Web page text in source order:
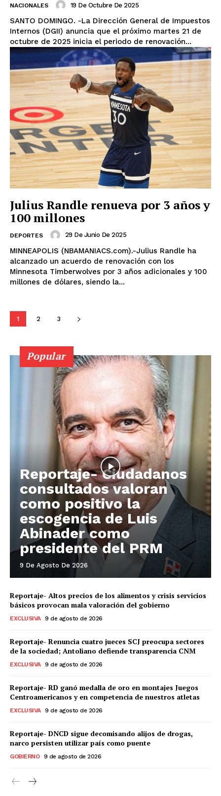
NACIONALES 19 De Octubre De 2025
SANTO DOMINGO. -La Dirección General de Impuestos
Internos (DGII) anuncia que el próximo martes 21 de
octubre de 2025 inicia el periodo de renovación...
Julius Randle renueva por 3 años y
100 millones
DEPORTES 29 De Junio De 2025
MINNEAPOLIS (NBAMANIACS.com).-Julius Randle ha
alcanzado un acuerdo de renovación con los
Minnesota Timberwolves por 3 años adicionales y 100
millones de dólares, siendo la...
1 2 3
Popular
Reportaje- Ciudadanos
consultados valoran
como positivo la
escogencia de Luis
Abinader como
presidente del PRM
9 De Agosto De 2026
Reportaje- Altos precios de los alimentos y crisis servicios
básicos provocan mala valoración del gobierno
EXCLUSIVA 9 de agosto de 2026
Reportaje- Renuncia cuatro jueces SCJ preocupa sectores
de la sociedad; Antoliano defiende transparencia CNM
EXCLUSIVA 9 de agosto de 2026
Reportaje- RD ganó medalla de oro en montajes Juegos
Centroamericanos y en competencia de nuestros atletas
EXCLUSIVA 9 de agosto de 2026
Reportaje- DNCD sigue decomisando alijos de drogas,
narco persisten utilizar país como puente
GOBIERNO 9 de agosto de 2026